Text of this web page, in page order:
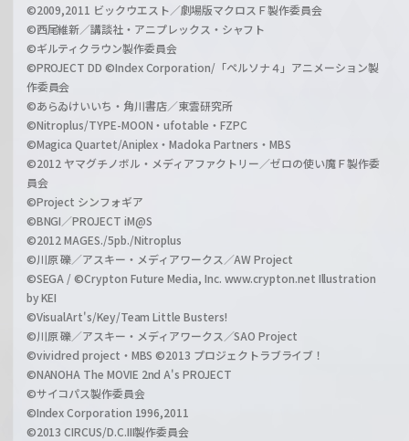
©2009,2011 ビックウエスト／劇場版マクロスＦ製作委員会
©西尾維新／講談社・アニプレックス・シャフト
©ギルティクラウン製作委員会
©PROJECT DD ©Index Corporation/「ペルソナ４」アニメーション製
作委員会
©あらゐけいいち・角川書店／東雲研究所
©Nitroplus/TYPE-MOON・ufotable・FZPC
©Magica Quartet/Aniplex・Madoka Partners・MBS
©2012 ヤマグチノボル・メディアファクトリー／ゼロの使い魔Ｆ製作委
員会
©Project シンフォギア
©BNGI／PROJECT iM@S
©2012 MAGES./5pb./Nitroplus
©川原 礫／アスキー・メディアワークス／AW Project
©SEGA / ©Crypton Future Media, Inc. www.crypton.net Illustration
by KEI
©VisualArt's/Key/Team Little Busters!
©川原 礫／アスキー・メディアワークス／SAO Project
©vividred project・MBS ©2013 プロジェクトラブライブ！
©NANOHA The MOVIE 2nd A's PROJECT
©サイコパス製作委員会
©Index Corporation 1996,2011
©2013 CIRCUS/D.C.III製作委員会